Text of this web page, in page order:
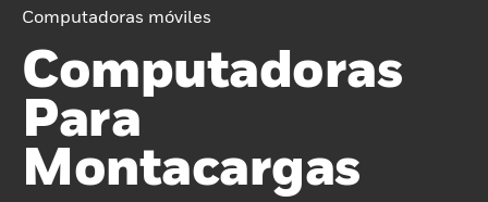
Computadoras móviles
Computadoras
Para
Montacargas